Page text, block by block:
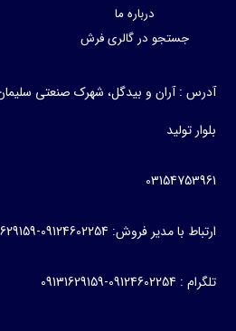
درباره ما
جستجو در گالری فرش
آدرس : آران و بیدگل، شهرک صنعتی
بلوار تولید
03154753961
ارتباط با مدیر فروش: 09124602254-09131629159
تلگرام : 09124602254-09131629159